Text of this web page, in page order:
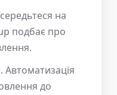
на
подбає про
Автоматизація
до